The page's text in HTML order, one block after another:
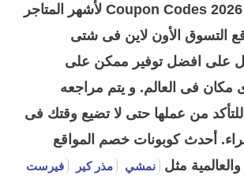
وكوبونات خصم Coupon Codes 2026 لأشهر المتاجر
التسوق الأون لاين فى شتى
على افضل توفير ممكن على
مكان فى العالم. و يتم مراجعه
للتأكد من عملها حتى لا تضيع وقتك فى
أحدث كوبونات خصم المواقع
والعالمية مثل
نمشي مذر كير
فيرست